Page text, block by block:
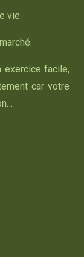
vie.
exercice facile,
car votre